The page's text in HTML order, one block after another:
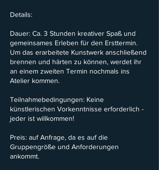
Details:
Dauer: Ca. 3 Stunden kreativer Spaß und
gemeinsames Erleben für den Ersttermin.
Um das erarbeitete Kunstwerk anschließend
brennen und härten zu können, werdet ihr
an einem zweiten Termin nochmals ins
Atelier kommen.
Teilnahmebedingungen: Keine
künstlerischen Vorkenntnisse erforderlich -
jeder ist willkommen!
Preis: auf Anfrage, da es auf die
Gruppengröße und Anforderungen
ankommt.